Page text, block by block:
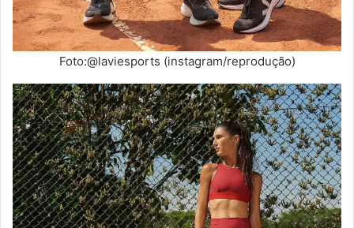
Foto:@laviesports (instagram/reprodução)